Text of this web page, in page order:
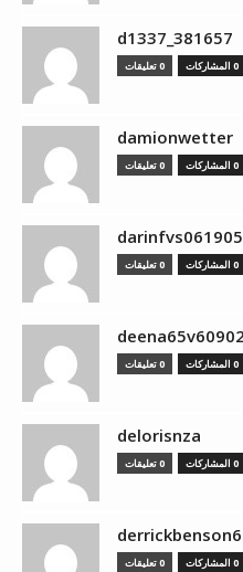
d1337_381657
0 المشاركات 0 تعليقات
damionwetter
0 المشاركات 0 تعليقات
darinfvs061905
0 المشاركات 0 تعليقات
0 المشاركات 0 تعليقات
delorisnza
0 المشاركات 0 تعليقات
derrickbenson6
0 المشاركات 0 تعليقات